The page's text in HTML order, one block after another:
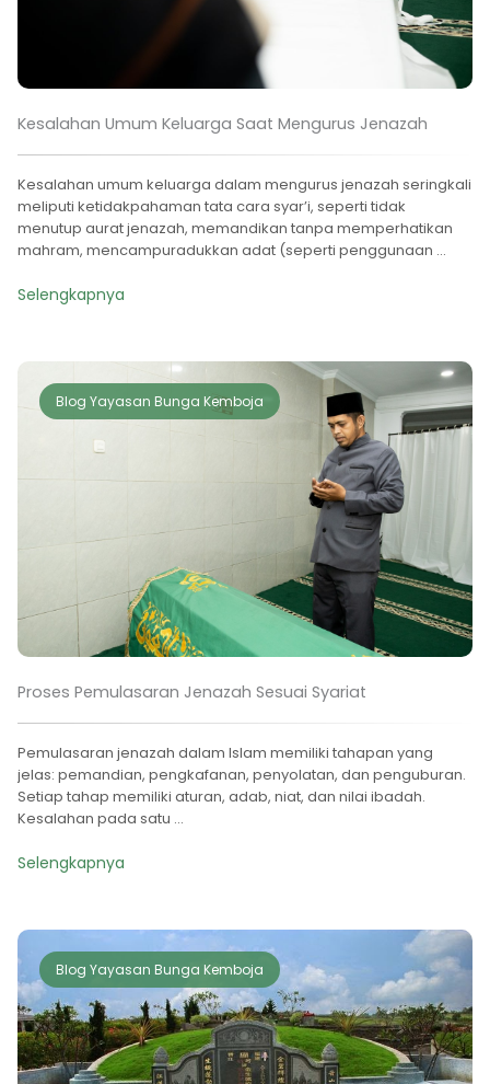
Kesalahan Umum Keluarga Saat Mengurus Jenazah
Kesalahan umum keluarga dalam mengurus jenazah seringkali
meliputi ketidakpahaman tata cara syar’i, seperti tidak
menutup aurat jenazah, memandikan tanpa memperhatikan
mahram, mencampuradukkan adat (seperti penggunaan ...
Selengkapnya
Blog Yayasan Bunga Kemboja
Proses Pemulasaran Jenazah Sesuai Syariat
Pemulasaran jenazah dalam Islam memiliki tahapan yang
jelas: pemandian, pengkafanan, penyolatan, dan penguburan.
Setiap tahap memiliki aturan, adab, niat, dan nilai ibadah.
Kesalahan pada satu ...
Selengkapnya
Blog Yayasan Bunga Kemboja